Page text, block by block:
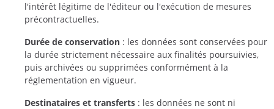
l'intérêt légitime de l'éditeur ou l'exécution de mesures
précontractuelles.
Durée de conservation : les données sont conservées pour
la durée strictement nécessaire aux finalités poursuivies,
puis archivées ou supprimées conformément à la
réglementation en vigueur.
Destinataires et transferts : les données ne sont ni